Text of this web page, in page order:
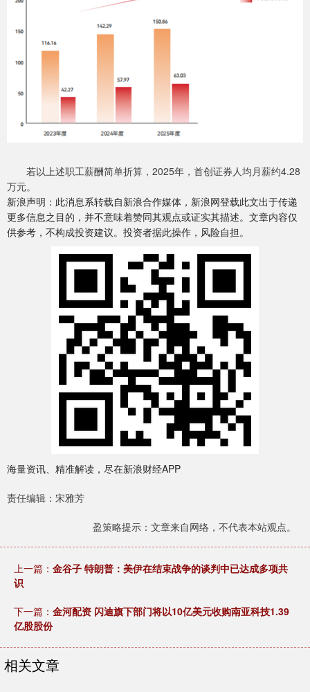
若以上述职工薪酬简单折算，2025年，首创证券人均月薪约4.28
万元。
新浪声明：此消息系转载自新浪合作媒体，新浪网登载此文出于传递
更多信息之目的，并不意味着赞同其观点或证实其描述。文章内容仅
供参考，不构成投资建议。投资者据此操作，风险自担。
海量资讯、精准解读，尽在新浪财经APP
责任编辑：宋雅芳
盈策略提示：文章来自网络，不代表本站观点。
上一篇： 金谷子 特朗普：美伊在结束战争的谈判中已达成多项共
识
下一篇： 金河配资 闪迪旗下部门将以10亿美元收购南亚科技1.39
亿股股份
相关文章